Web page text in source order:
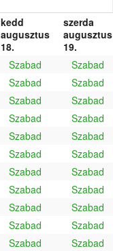
kedd
augusztus
18.
szerda
augusztus
19.
Szabad
Szabad
Szabad
Szabad
Szabad
Szabad
Szabad
Szabad
Szabad
Szabad
Szabad
Szabad
Szabad
Szabad
Szabad
Szabad
Szabad
Szabad
Szabad
Szabad
Szabad
Szabad